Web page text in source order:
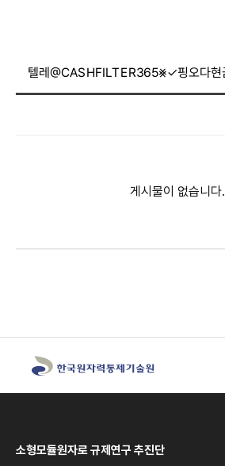
게시물이 없습니다.
소형모듈원자로 규제연구 추진단